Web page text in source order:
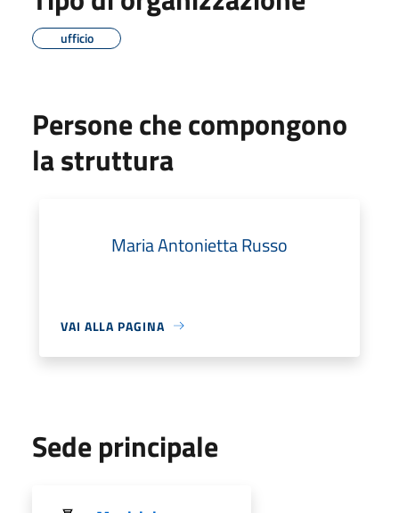
ufficio
Persone che compongono
la struttura
Maria Antonietta Russo
VAI ALLA PAGINA
Sede principale